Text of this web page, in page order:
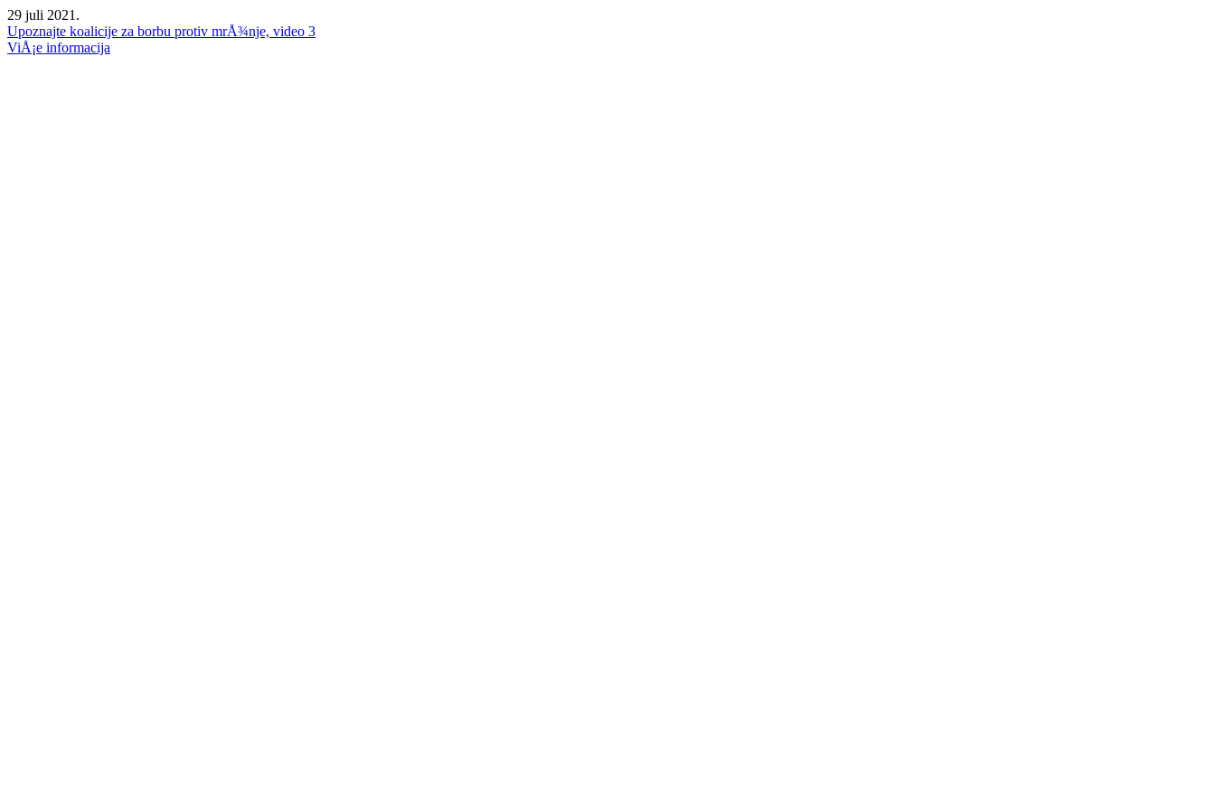
29 juli 2021.
Upoznajte koalicije za borbu protiv mrÅ¾nje, video 3
ViÅ¡e informacija